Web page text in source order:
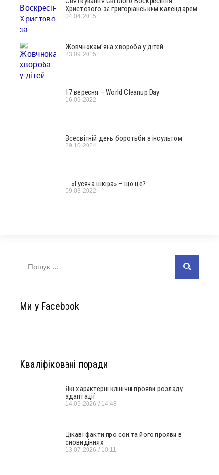
Христового за григоріанським календарем
04.04.2015
Жовчнокам’яна хвороба у дітей
23.09.2015
17 вересня – World Cleanup Day
16.09.2022
Всесвітній день боротьби з інсультом
29.10.2024
«Гусяча шкіра» – що це?
09.03.2022
Ми у Facebook
Кваліфіковані поради
Які характерні клінічні прояви розладу
адаптації
14.05.2026 14:48
Цікаві факти про сон та його прояви в
сновидіннях
13.07.2026 10:11